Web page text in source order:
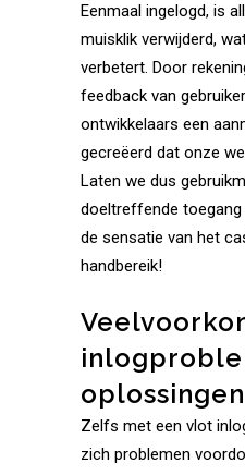
Eenmaal ingelogd, is
muisklik verwijderd,
verbetert. Door
feedback van
ontwikkelaars een
gecreëerd dat onze
Laten we dus
doeltreffende toegang
de sensatie van het
handbereik!
oplossingen
Zelfs met een vlot
zich problemen